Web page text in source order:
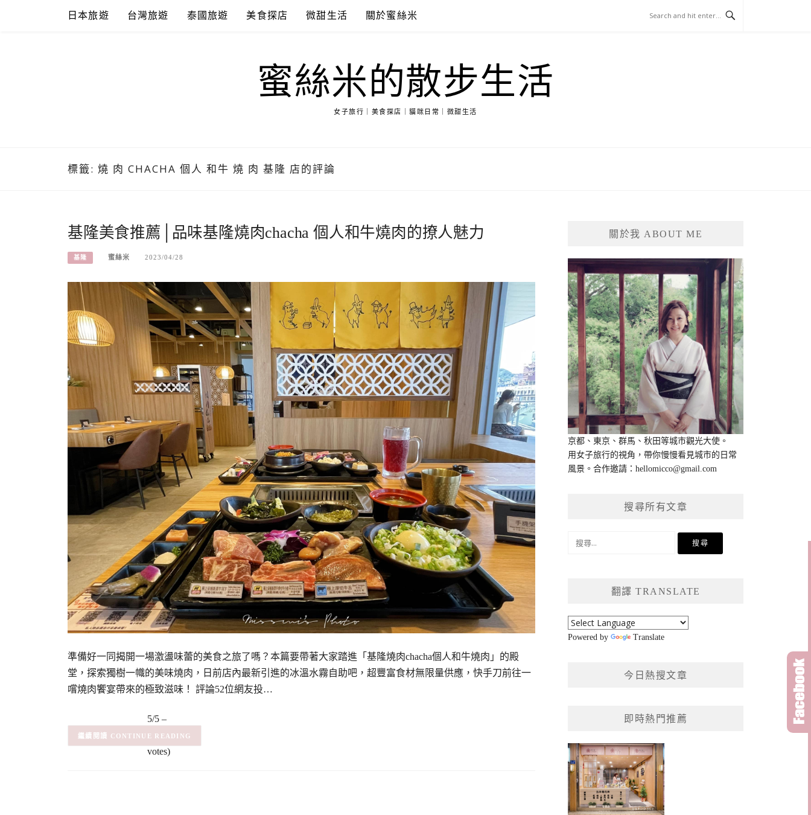
日本旅遊 台灣旅遊 泰國旅遊 美食探店 微甜生活 關於蜜絲米
蜜絲米的散步生活
女子旅行｜美食探店｜貓咪日常｜微甜生活
標籤: 燒 肉 CHACHA 個人 和牛 燒 肉 基隆 店的評論
基隆美食推薦│品味基隆燒肉chacha 個人和牛燒肉的撩人魅力
基隆 蜜絲米 2023/04/28
準備好一同揭開一場激盪味蕾的美食之旅了嗎？本篇要帶著大家踏進「基隆燒肉chacha個人和牛燒肉」的殿
堂，探索獨樹一幟的美味燒肉，日前店內最新引進的冰溫水霧自助吧，超豐富食材無限量供應，快手刀前往一
嚐燒肉饗宴帶來的極致滋味！ 評論52位網友投…
5/5 –
(2
votes)
CONTINUE READING
關於我 ABOUT ME
京都、東京、群馬、秋田等城市觀光大使。
用女子旅行的視角，帶你慢慢看見城市的日常
風景。合作邀請：hellomicco@gmail.com
搜尋所有文章
翻譯 TRANSLATE
Powered by Translate
今日熱搜文章
即時熱門推薦